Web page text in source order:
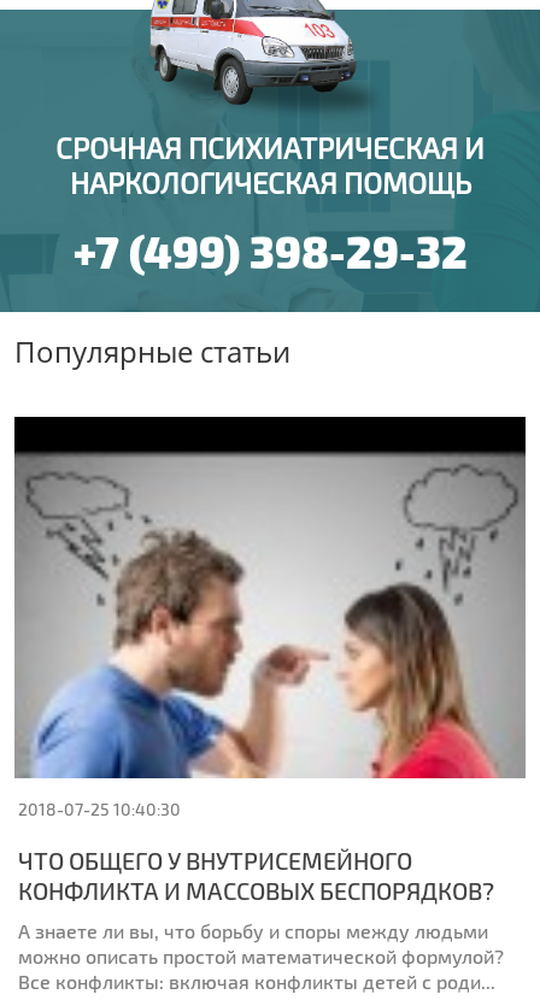
СРОЧНАЯ ПСИХИАТРИЧЕСКАЯ И
НАРКОЛОГИЧЕСКАЯ ПОМОЩЬ
+7 (499) 398-29-32
Популярные статьи
2018-07-25 10:40:30
ЧТО ОБЩЕГО У ВНУТРИСЕМЕЙНОГО
КОНФЛИКТА И МАССОВЫХ БЕСПОРЯДКОВ?
А знаете ли вы, что борьбу и споры между людьми
можно описать простой математической формулой?
Все конфликты: включая конфликты детей с роди...